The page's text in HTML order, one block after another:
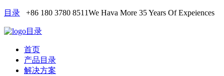
目录 +86 180 3780 8511We Hava More 35 Years Of Expeiences
目录
首页
产品目录
解决方案